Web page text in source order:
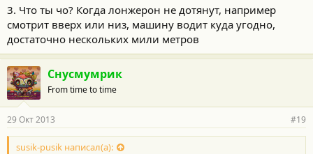
3. Что ты чо? Когда лонжерон не дотянут, например
смотрит вверх или низ, машину водит куда угодно,
достаточно нескольких мили метров
Снусмумрик
From time to time
29 Окт 2013 #19
susik-pusik написал(а):